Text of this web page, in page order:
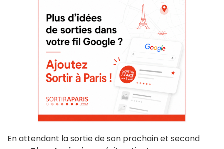
En attendant la sortie de son prochain et second